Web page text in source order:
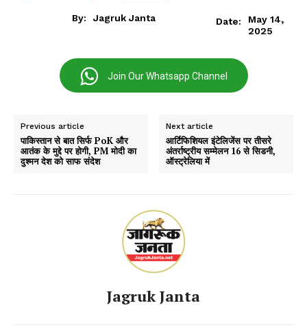
By: Jagruk Janta Date:
May 14,
2025
Join Our Whatsapp Channel
Previous article
पाकिस्तान से बात सिर्फ PoK और
आतंक के मुद्दे पर होगी, PM मोदी का
दुश्मन देश को साफ संदेश
Next article
आर्टिफिशियल इंटेलिजेंस पर तीसरे
अंतर्राष्ट्रीय सम्मेलन 16 से सिडनी,
ऑस्ट्रेलिया में
Jagruk Janta